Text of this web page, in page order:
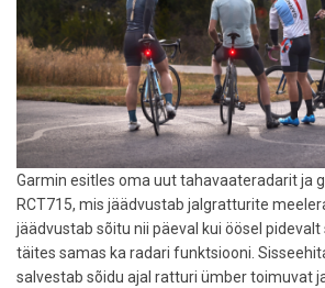
Garmin esitles oma uut tahavaateradarit ja
RCT715, mis jäädvustab jalgratturite
jäädvustab sõitu nii päeval kui öösel pidevalt
täites samas ka radari funktsiooni.
salvestab sõidu ajal ratturi ümber toimuvat